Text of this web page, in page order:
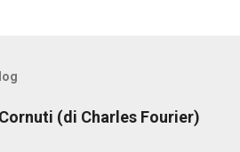
(di Charles Fourier)